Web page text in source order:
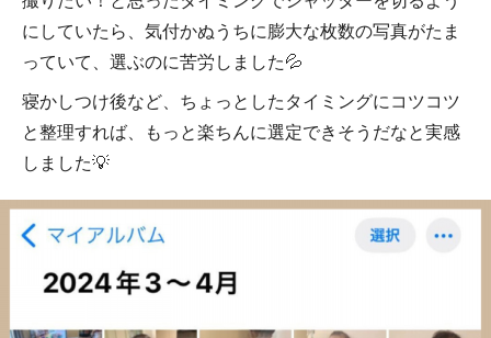
にしていたら、気付かぬうちに膨大な枚数の写真がたま
っていて、選ぶのに苦労しました💦
寝かしつけ後など、ちょっとしたタイミングにコツコツ
と整理すれば、もっと楽ちんに選定できそうだなと実感
しました💡